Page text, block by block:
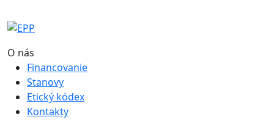
O nás
Financovanie
Stanovy
Etický kódex
Kontakty